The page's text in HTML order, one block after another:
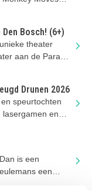
Bosch! (6+)
theater
aan de Parade
Drunen 2026
speurtochten
lasergamen en
is een
een